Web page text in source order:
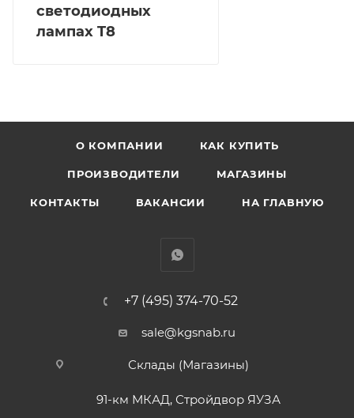
светодиодных
лампах T8
О КОМПАНИИ КАК КУПИТЬ
ПРОИЗВОДИТЕЛИ МАГАЗИНЫ
КОНТАКТЫ ВАКАНСИИ НА ГЛАВНУЮ
+7 (495) 374-70-52
sale@kgsnab.ru
Склады (Магазины)
91-км МКАД, Стройдвор ЯУЗА